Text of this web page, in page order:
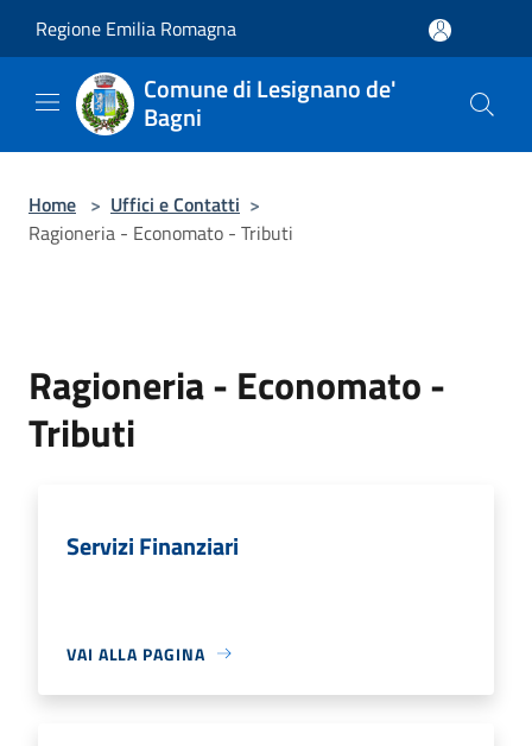
Regione Emilia Romagna
Comune di Lesignano de'
Bagni
Home > Uffici e Contatti >
Ragioneria - Economato - Tributi
Ragioneria - Economato -
Tributi
Servizi Finanziari
VAI ALLA PAGINA